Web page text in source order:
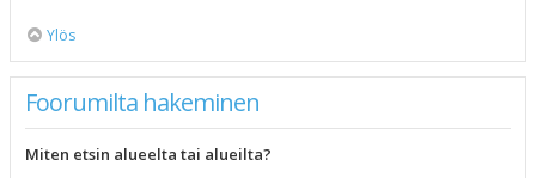
Ylös
Foorumilta hakeminen
Miten etsin alueelta tai alueilta?